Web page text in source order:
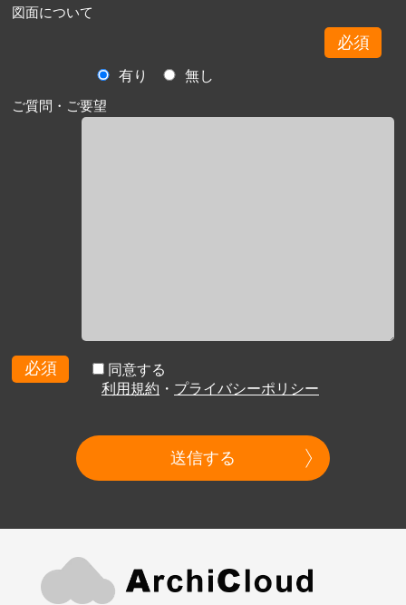
図面について
必須
有り
無し
ご質問・ご要望
必須
同意する
利用規約 ・ プライバシーポリシー
送信する